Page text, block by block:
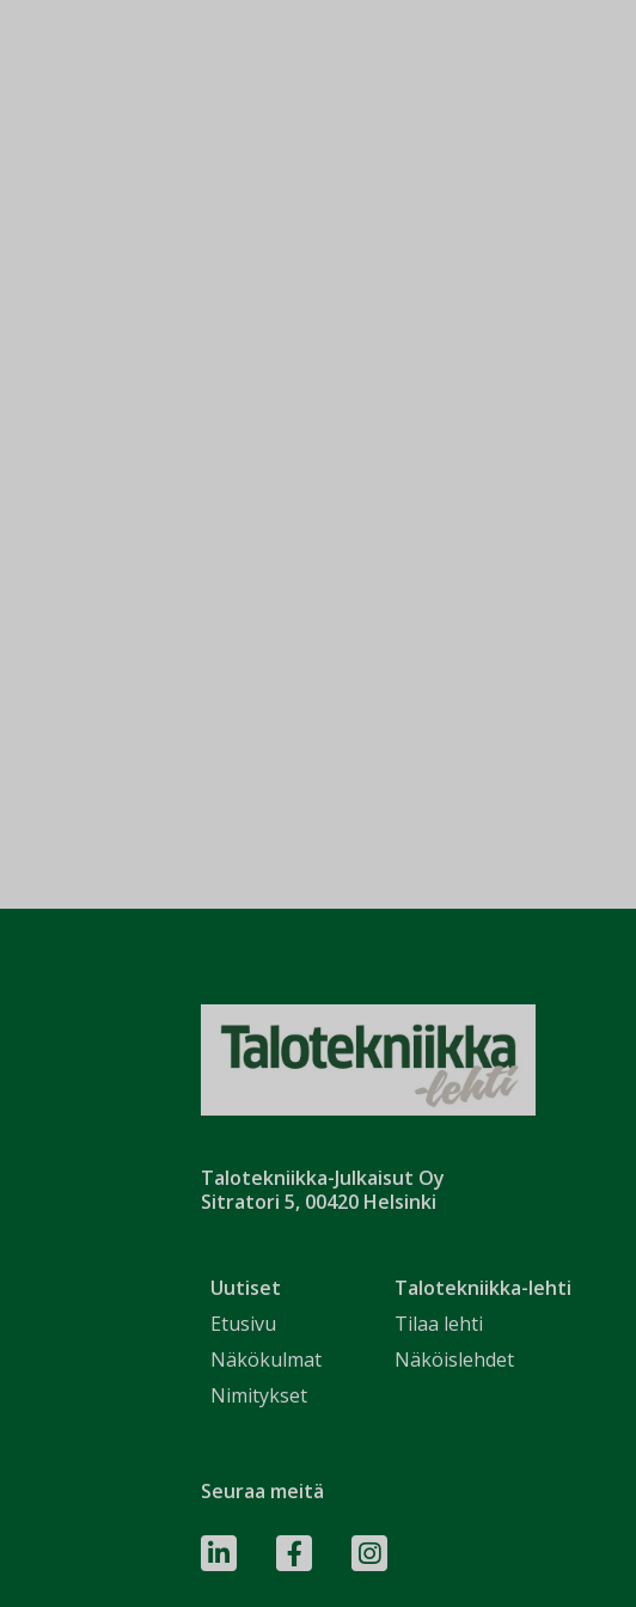
Talotekniikka-Julkaisut Oy
Sitratori 5, 00420 Helsinki
Uutiset
Etusivu
Näkökulmat
Nimitykset
Talotekniikka-lehti
Tilaa lehti
Näköislehdet
Seuraa meitä